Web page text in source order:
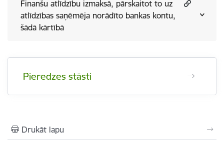
Finanšu atlīdzību izmaksā, pārskaitot to uz
atlīdzības saņēmēja norādīto bankas kontu,
šādā kārtībā
Pieredzes stāsti
Drukāt lapu